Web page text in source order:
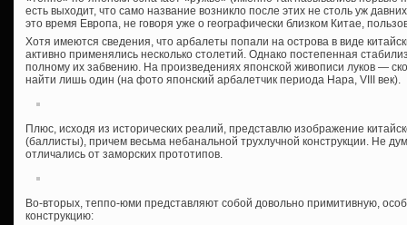
есть выходит, что само название возникло после этих не столь уж
это время Европа, не говоря уже о географически близком Китае,
Хотя имеются сведения, что арбалеты попали на острова в виде
активно применялись несколько столетий. Однако постепенная
полному их забвению. На произведениях японской живописи луков —
найти лишь один (на фото японский арбалетчик периода Нара, VIII век).
Плюс, исходя из исторических реалий, представлю изображение
(баллисты), причем весьма небанальной трухлучной конструкции. Не
отличались от заморских прототипов.
Во-вторых, теппо-юми представляют собой довольно примитивную,
конструкцию: